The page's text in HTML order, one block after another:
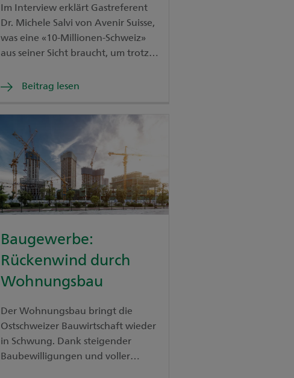
Im Interview erklärt Gastreferent
Dr. Michele Salvi von Avenir Suisse,
was eine «10-Millionen-Schweiz»
aus seiner Sicht braucht, um trotz
bleiben.Beitrag lesen
Baugewerbe:
Rückenwind durch
Wohnungsbau
Der Wohnungsbau bringt die
Ostschweizer Bauwirtschaft wieder
in Schwung. Dank steigender
Baubewilligungen und voller